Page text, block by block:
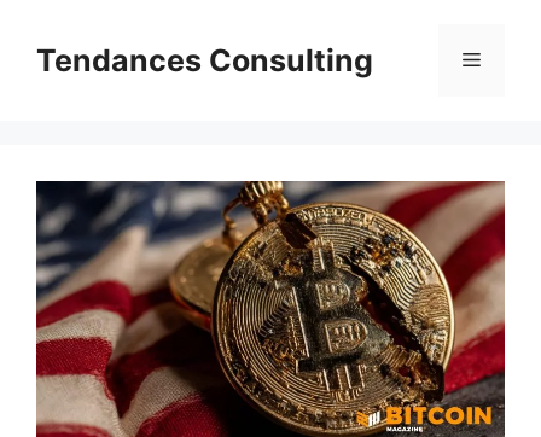
contenuTendances Consulting Menu